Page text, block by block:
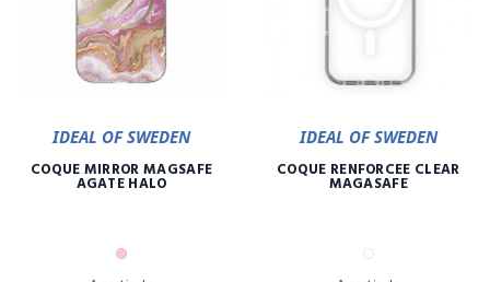
IDEAL OF SWEDEN
COQUE MIRROR MAGSAFE
AGATE HALO
Rose
IDEAL OF SWEDEN
COQUE RENFORCÉE CLEAR
MAGASAFE
Transparent